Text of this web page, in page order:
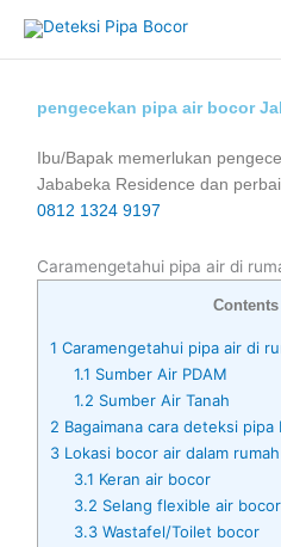
content
pengecekan pipa air bocor
Ibu/Bapak memerlukan
Jababeka Residence dan
0812 1324 9197
Caramengetahui pipa air di
Contents
1 Caramengetahui pipa air di
1.1 Sumber Air PDAM
1.2 Sumber Air Tanah
2 Bagaimana cara deteksi pipa
3 Lokasi bocor air dalam rumah
3.1 Keran air bocor
3.2 Selang flexible air bocor
3.3Wastafel/Toilet bocor